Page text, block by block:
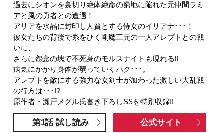
過去にシオンを裏切り絶体絶命の窮地に陥れた元仲間ラミ
アと風の勇者との遭遇！
アリアを水晶に封印し人質とする侍女のイリアナ･･･！
彼女たちの背後で糸をひく剛魔三元の一人アレプトとの戦
いに、
さらに怨念の塊で不死身のモルスナイトも現れる!!
病気にかかり身体が弱っていくハク･･･。
アレプトを敵にする強力な女剣士が加わった激しい大乱戦
の行方は･･･!?
原作者・瀬戸メグル氏書き下ろしSSを特別収録!!
第1話 試し読み 公式サイト